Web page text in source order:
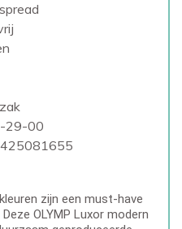
29-00
zijn een must-have
OLYMP Luxor modern